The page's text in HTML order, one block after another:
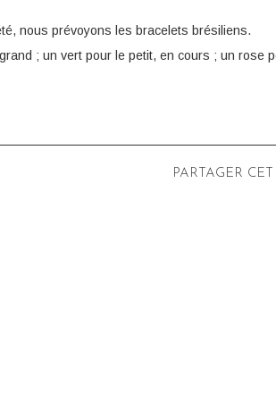
nous prévoyons les bracelets brésiliens.
; un vert pour le petit, en cours ; un rose
PARTAGER